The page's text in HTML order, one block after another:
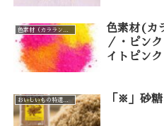
色素材(カ
／・ピン
イトピンク
おいしいもの特選品（カテゴリー一覧） 「※」砂